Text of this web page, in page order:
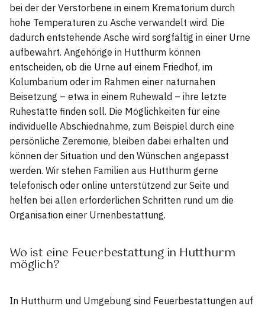
bei der der Verstorbene in einem Krematorium durch
hohe Temperaturen zu Asche verwandelt wird. Die
dadurch entstehende Asche wird sorgfältig in einer Urne
aufbewahrt. Angehörige in Hutthurm können
entscheiden, ob die Urne auf einem Friedhof, im
Kolumbarium oder im Rahmen einer naturnahen
Beisetzung – etwa in einem Ruhewald – ihre letzte
Ruhestätte finden soll. Die Möglichkeiten für eine
individuelle Abschiednahme, zum Beispiel durch eine
persönliche Zeremonie, bleiben dabei erhalten und
können der Situation und den Wünschen angepasst
werden. Wir stehen Familien aus Hutthurm gerne
telefonisch oder online unterstützend zur Seite und
helfen bei allen erforderlichen Schritten rund um die
Organisation einer Urnenbestattung.
Wo ist eine Feuerbestattung in Hutthurm
möglich?
In Hutthurm und Umgebung sind Feuerbestattungen auf